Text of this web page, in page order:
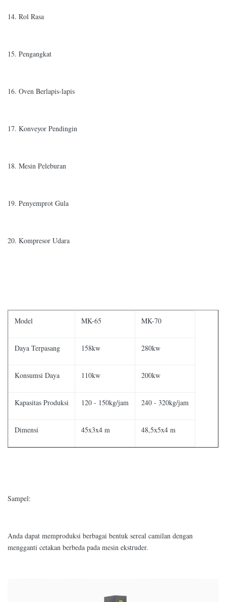
14. Rol Rasa
15. Pengangkat
16. Oven Berlapis-lapis
17. Konveyor Pendingin
18. Mesin Peleburan
19. Penyemprot Gula
20. Kompresor Udara
Model MK-65 MK-70
Daya Terpasang 158kw 280kw
Konsumsi Daya 110kw 200kw
Kapasitas Produksi 120 - 150kg/jam 240 - 320kg/jam
Dimensi 45x3x4 m 48,5x5x4 m
Sampel:
Anda dapat memproduksi berbagai bentuk sereal camilan dengan
mengganti cetakan berbeda pada mesin ekstruder.